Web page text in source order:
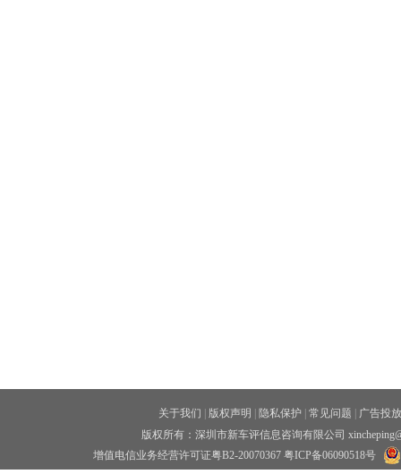
关于我们 版权声明 隐私保护 常见问题
广告投放
版权所有：深圳市新车评信息咨询有限公司
增值电信业务经营许可证粤B2-20070367 粤ICP备06090518号